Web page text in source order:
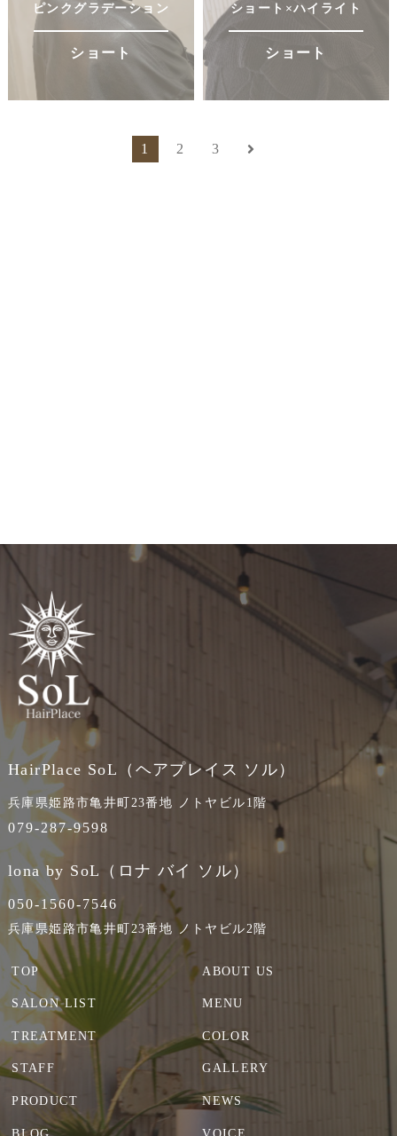
ピンクグラデーション
ショート
ショート×ハイライト
ショート
1 2 3
HairPlace SoL（ヘアプレイス ソル）
兵庫県姫路市亀井町23番地 ノトヤビル1階
079-287-9598
lona by SoL（ロナ バイ ソル）
050-1560-7546
兵庫県姫路市亀井町23番地 ノトヤビル2階
TOP ABOUT US
SALON LIST MENU
TREATMENT COLOR
STAFF GALLERY
PRODUCT NEWS